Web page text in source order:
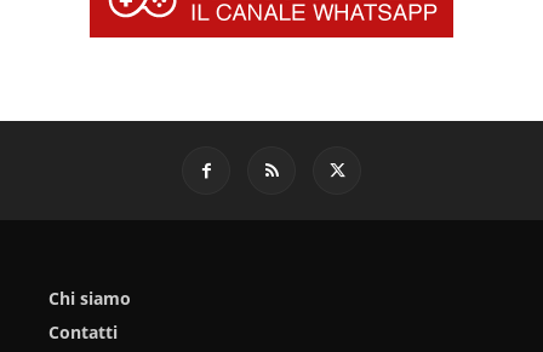
Chi siamo
Contatti